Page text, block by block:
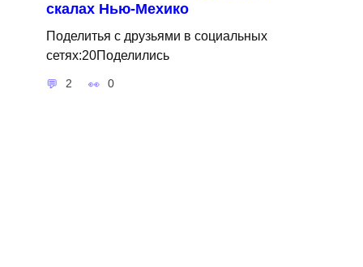
скалах Нью-Мехико
Поделитья с друзьями в социальных
сетях:20Поделились
2 0